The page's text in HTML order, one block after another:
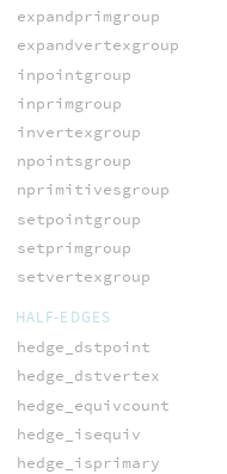
expandprimgroup
expandvertexgroup
inpointgroup
inprimgroup
invertexgroup
npointsgroup
nprimitivesgroup
setpointgroup
setprimgroup
setvertexgroup
HALF-EDGES
hedge_dstpoint
hedge_dstvertex
hedge_equivcount
hedge_isequiv
hedge_isprimary